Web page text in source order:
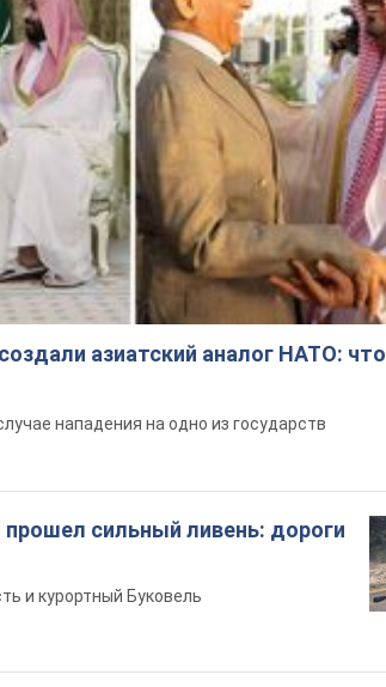
азиатский аналог НАТО: что
нападения на одно из государств
сильный ливень: дороги
и курортный Буковель